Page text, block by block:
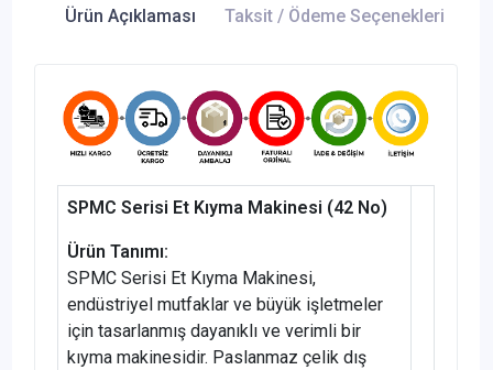
Ürün Açıklaması Taksit / Ödeme Seçenekleri
SPMC Serisi Et Kıyma Makinesi (42 No)
Ürün Tanımı:
SPMC Serisi Et Kıyma Makinesi,
endüstriyel mutfaklar ve büyük işletmeler
için tasarlanmış dayanıklı ve verimli bir
kıyma makinesidir. Paslanmaz çelik dış